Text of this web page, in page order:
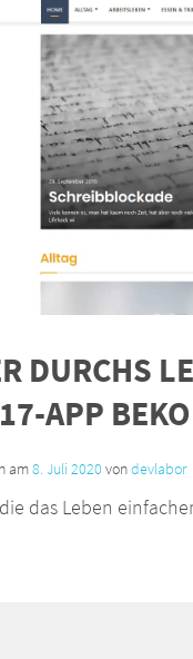
DURCHS
APP
am8. Juli 2020 vondevlabor
das Leben